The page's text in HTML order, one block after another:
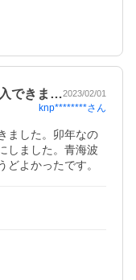
できま…2023/02/01
knp********さん
ました。卯年なの
しました。青海波
よかったです。